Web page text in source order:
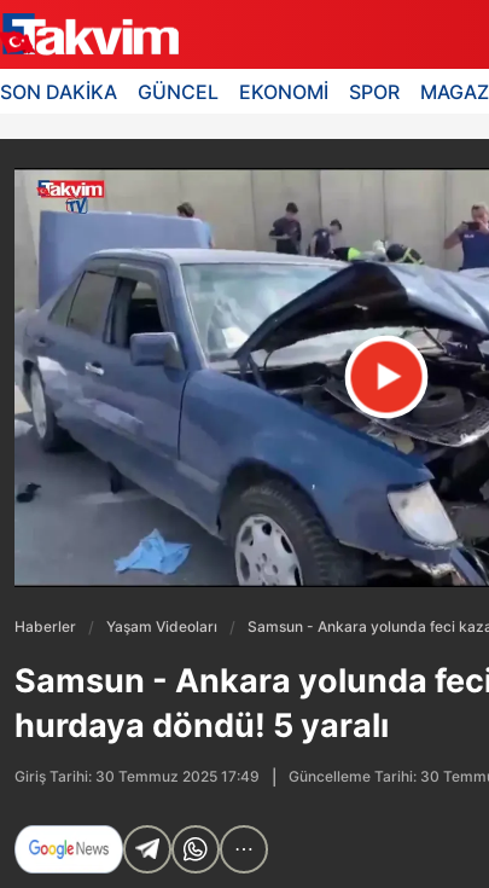
SON DAKİKA GÜNCEL EKONOMİ SPOR
Haberler Yaşam Videoları Samsun - Ankara yolunda feci
Samsun - Ankara yolunda
hurdaya döndü! 5 yaralı
Giriş Tarihi: 30 Temmuz 2025 17:49 Güncelleme Tarihi: 30